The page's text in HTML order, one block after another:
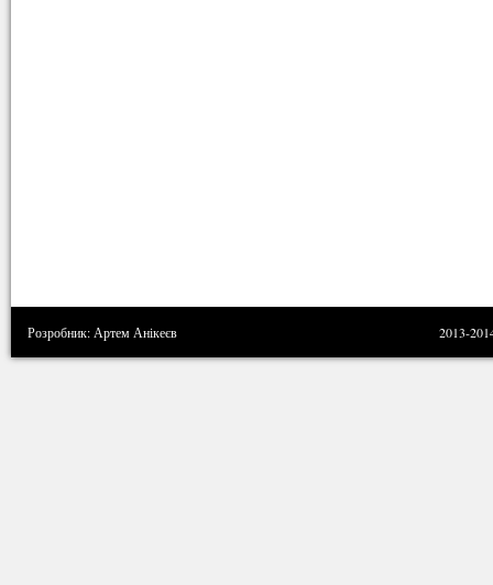
Розробник: Артем Анікеєв 2013-